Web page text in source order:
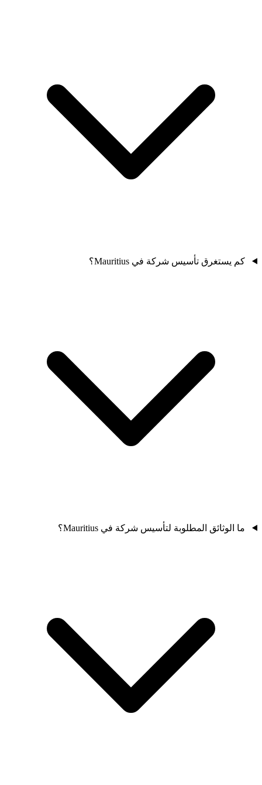
كم يستغرق تأسيس شركة في Mauritius؟
ما الوثائق المطلوبة لتأسيس شركة في Mauritius؟